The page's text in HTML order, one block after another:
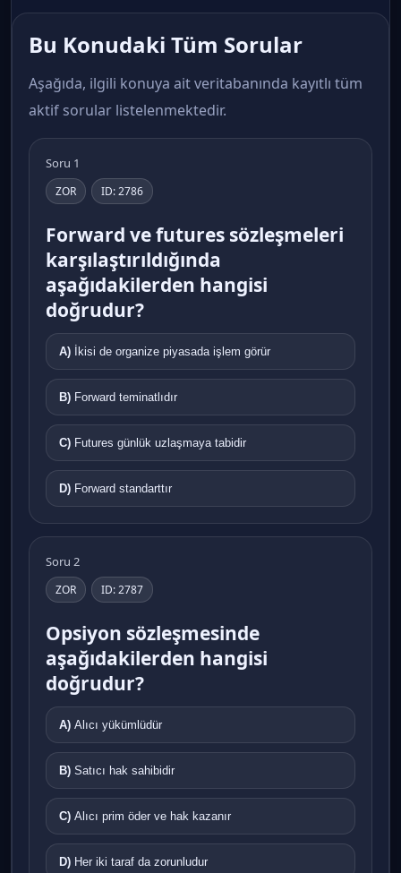
Bu Konudaki Tüm Sorular
Aşağıda, ilgili konuya ait veritabanında kayıtlı tüm
aktif sorular listelenmektedir.
Soru 1
ZOR ID: 2786
Forward ve futures sözleşmeleri
karşılaştırıldığında
aşağıdakilerden hangisi
doğrudur?
A) İkisi de organize piyasada işlem görür
B) Forward teminatlıdır
C) Futures günlük uzlaşmaya tabidir
D) Forward standarttır
Soru 2
ZOR ID: 2787
Opsiyon sözleşmesinde
aşağıdakilerden hangisi
doğrudur?
A) Alıcı yükümlüdür
B) Satıcı hak sahibidir
C) Alıcı prim öder ve hak kazanır
D) Her iki taraf da zorunludur